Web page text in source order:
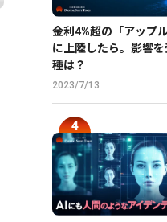
金利4%超の「アップ
に上陸したら。影響
種は？
2023/7/13